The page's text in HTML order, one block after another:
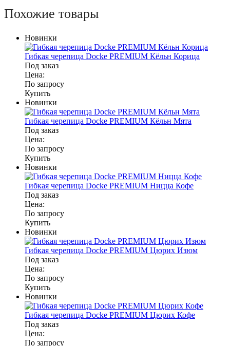
Похожие товары
Новинки
Гибкая черепица Docke PREMIUM Кёльн Корица
Под заказ
Цена:
По запросу
Купить
Новинки
Гибкая черепица Docke PREMIUM Кёльн Мята
Под заказ
Цена:
По запросу
Купить
Новинки
Гибкая черепица Docke PREMIUM Ницца Кофе
Под заказ
Цена:
По запросу
Купить
Новинки
Гибкая черепица Docke PREMIUM Цюрих Изюм
Под заказ
Цена:
По запросу
Купить
Новинки
Гибкая черепица Docke PREMIUM Цюрих Кофе
Под заказ
Цена:
По запросу